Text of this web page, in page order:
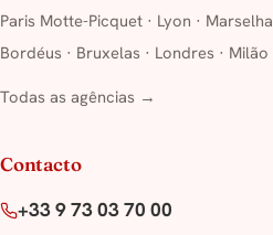
Paris Motte-Picquet · Lyon · Marselha
Bordéus · Bruxelas · Londres · Milão
Todas as agências →
Contacto
+33 9 73 03 70 00